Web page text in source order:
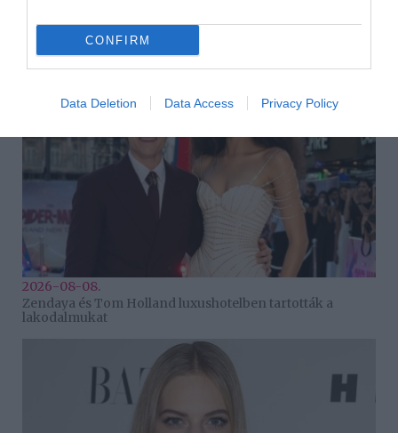
CONFIRM
Data Deletion Data Access Privacy Policy
Takácsatka elleni védekezés kánikulában: így mentheted
meg a növényeidet
2026-08-08.
Zendaya és Tom Holland luxushotelben tartották a
lakodalmukat